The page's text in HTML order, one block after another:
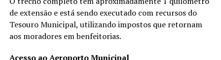
de extensão e está sendo executado com recursos do
Tesouro Municipal, utilizando impostos que retornam
aos moradores em benfeitorias.
Acesso ao Aeroporto Municipal